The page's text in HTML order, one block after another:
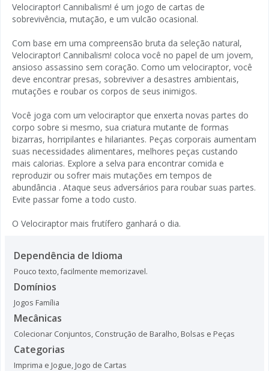
Velociraptor! Cannibalism! é um jogo de cartas de
sobrevivência, mutação, e um vulcão ocasional.
Com base em uma compreensão bruta da seleção natural,
Velociraptor! Cannibalism! coloca você no papel de um jovem,
ansioso assassino sem coração. Como um velociraptor, você
deve encontrar presas, sobreviver a desastres ambientais,
mutações e roubar os corpos de seus inimigos.
Você joga com um velociraptor que enxerta novas partes do
corpo sobre si mesmo, sua criatura mutante de formas
bizarras, horripilantes e hilariantes. Peças corporais aumentam
suas necessidades alimentares, melhores peças custando
mais calorias. Explore a selva para encontrar comida e
reproduzir ou sofrer mais mutações em tempos de
abundância . Ataque seus adversários para roubar suas partes.
Evite passar fome a todo custo.
O Velociraptor mais frutífero ganhará o dia.
Dependência de Idioma
Pouco texto, facilmente memorizavel.
Domínios
Jogos Família
Mecânicas
Colecionar Conjuntos, Construção de Baralho, Bolsas e Peças
Categorias
Imprima e Jogue, Jogo de Cartas